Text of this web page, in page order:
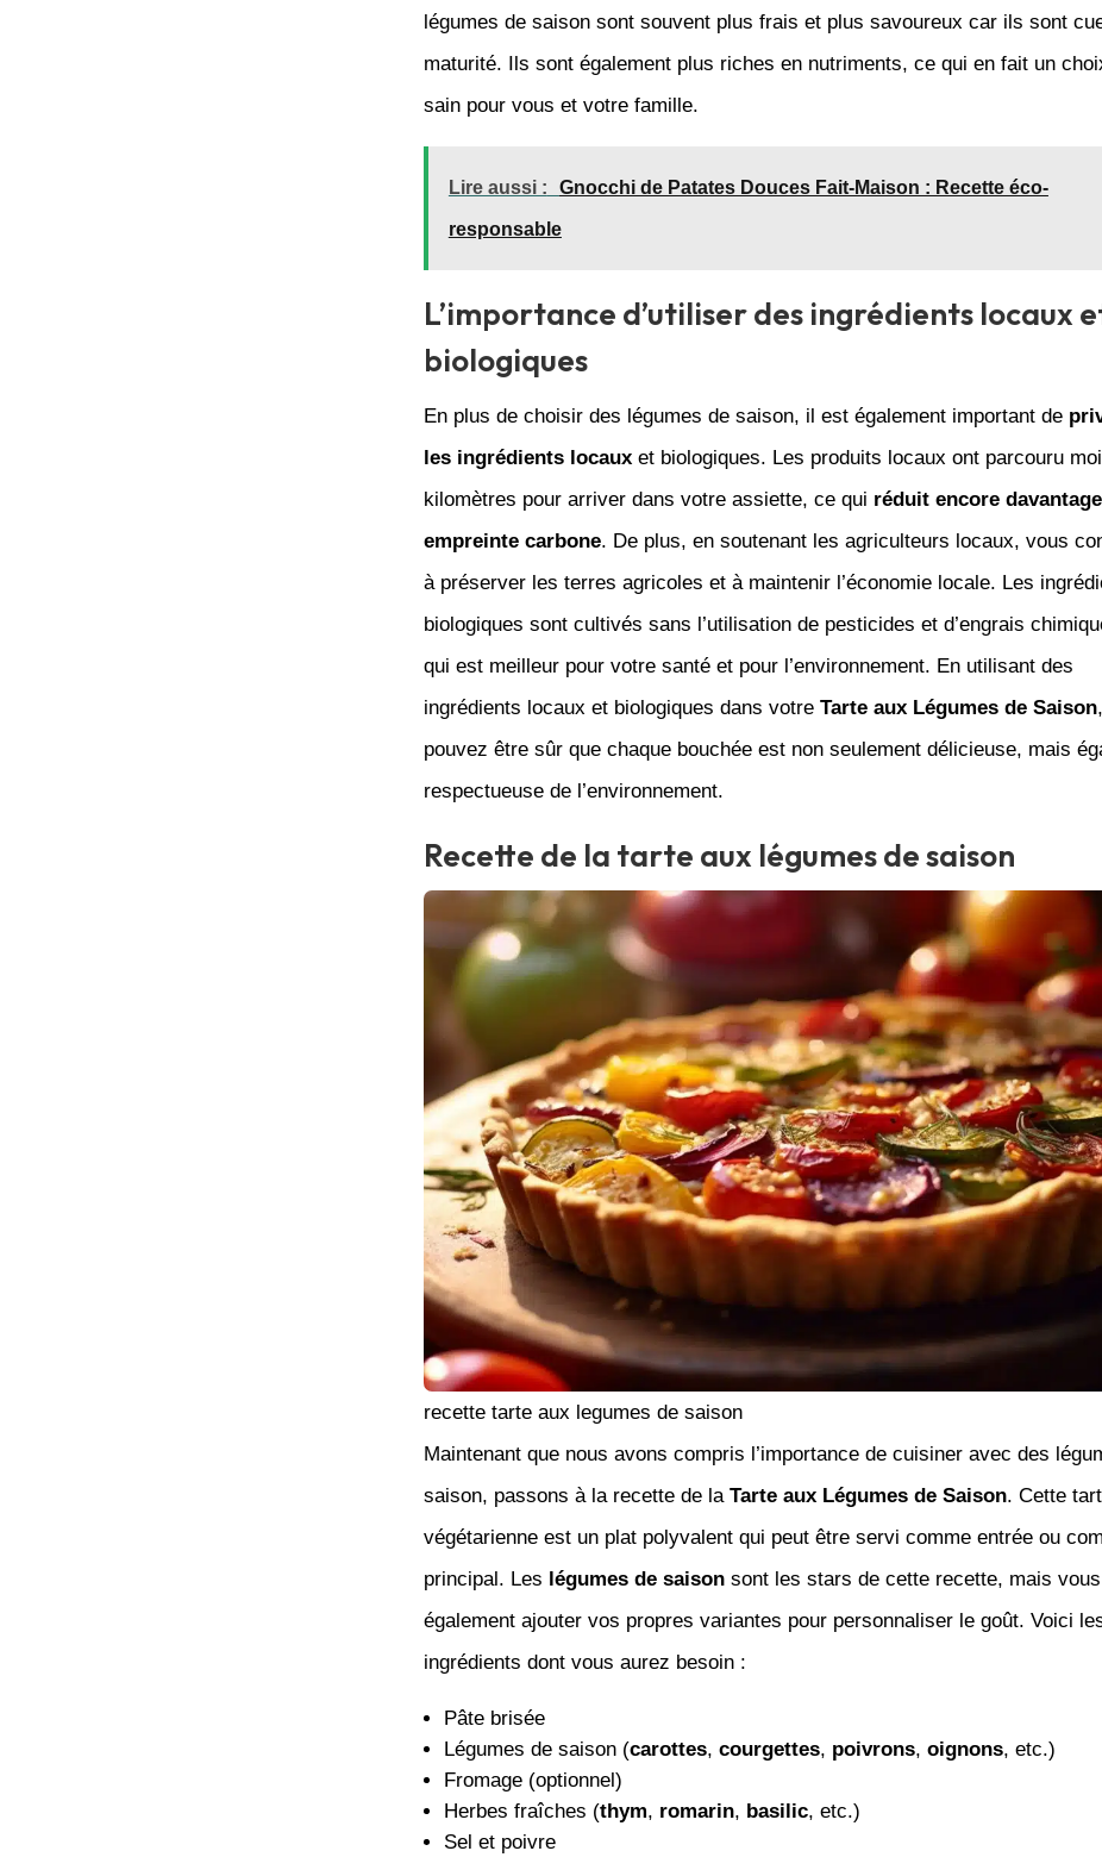
légumes de saison sont souvent plus frais et plus savoureux car ils sont
maturité. Ils sont également plus riches en nutriments, ce qui en fait un
sain pour vous et votre famille.
Lire aussi : Gnocchi de Patates Douces Fait-Maison : Recette éco-
responsable
L’importance d’utiliser des ingrédients locaux
biologiques
En plus de choisir des légumes de saison, il est également important de
les ingrédients locauxet biologiques. Les produits locaux ont parcouru
kilomètres pour arriver dans votre assiette, ce qui réduit encore
empreinte carbone. De plus, en soutenant les agriculteurs locaux, vous
à préserver les terres agricoles et à maintenir l’économie locale. Les
biologiques sont cultivés sans l’utilisation de pesticides et d’engrais
qui est meilleur pour votre santé et pour l’environnement. En utilisant des
ingrédients locaux et biologiques dans votre Tarte aux Légumes de Saison
pouvez être sûr que chaque bouchée est non seulement délicieuse, mais
respectueuse de l’environnement.
Recette de la tarte aux légumes de saison
recette tarte aux legumes de saison
Maintenant que nous avons compris l’importance de cuisiner avec des
saison, passons à la recette de la Tarte aux Légumes de Saison. Cette
végétarienne est un plat polyvalent qui peut être servi comme entrée ou
principal. Les légumes de saisonsont les stars de cette recette, mais
également ajouter vos propres variantes pour personnaliser le goût. Voici
ingrédients dont vous aurez besoin :
Pâte brisée
Légumes de saison (carottes, courgettes, poivrons, oignons, etc.)
Fromage (optionnel)
Herbes fraîches (thym, romarin, basilic, etc.)
Sel et poivre